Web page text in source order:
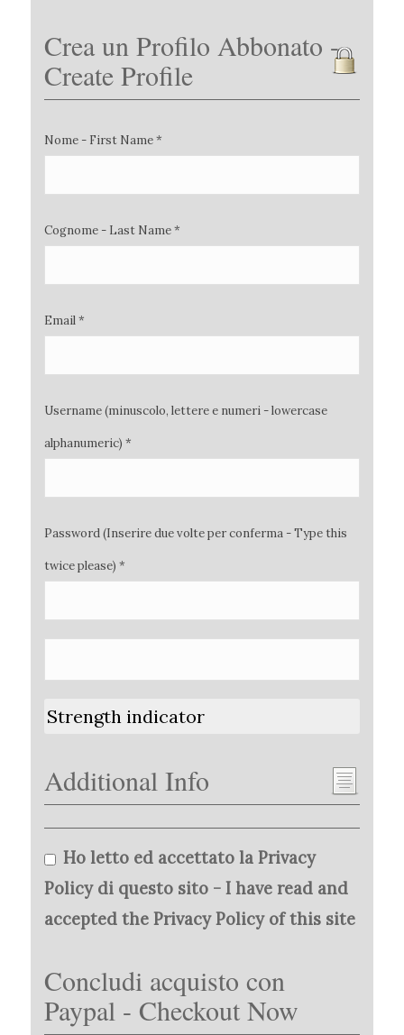
Crea un Profilo Abbonato -
Create Profile
Nome - First Name *
Cognome - Last Name *
Email *
Username (minuscolo, lettere e numeri - lowercase
alphanumeric) *
Password (Inserire due volte per conferma - Type this
twice please) *
Strength indicator
Additional Info
Ho letto ed accettato la Privacy
Policy di questo sito - I have read and
accepted the Privacy Policy of this site
Concludi acquisto con
Paypal - Checkout Now